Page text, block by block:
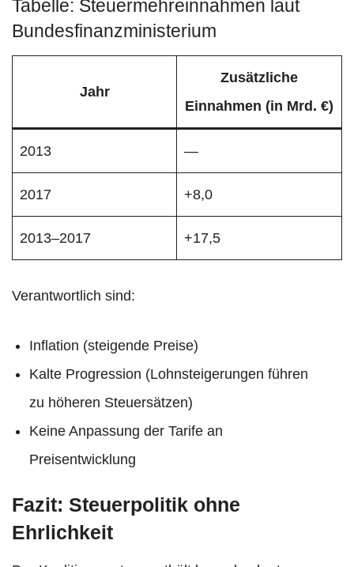
Tabelle: Steuermehreinnahmen laut
Bundesfinanzministerium
Jahr
Zusätzliche
Einnahmen (in Mrd. €)
2013 —
2017 +8,0
2013–2017 +17,5
Verantwortlich sind:
Inflation (steigende Preise)
Kalte Progression (Lohnsteigerungen führen
zu höheren Steuersätzen)
Keine Anpassung der Tarife an
Preisentwicklung
Fazit: Steuerpolitik ohne
Ehrlichkeit